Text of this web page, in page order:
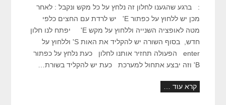
: ברגע שהגענו לחלון זה נלחץ על כל מקש ונקבל : לאחר
מכן יש ללחוץ על כפתור E' יש לרדת עם החצים כלפי
מטה לאופציה השנייה וללחוץ על מקש E' יפתח לנו חלון
חדש, בסוף השורה יש להקליד את האות S' וללחוץ על
enter הפעולה תחזיר אותנו לחלון כעת נלחץ על כפתור
B' וזה יבצע אתחול למערכת כעת יש להקליד בשורת…
קרא עוד …